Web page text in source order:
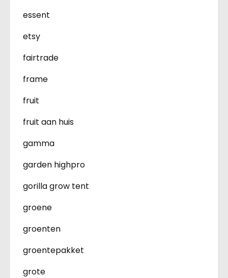
essent
etsy
fairtrade
frame
fruit
fruit aan huis
gamma
garden highpro
gorilla grow tent
groene
groenten
groentepakket
grote